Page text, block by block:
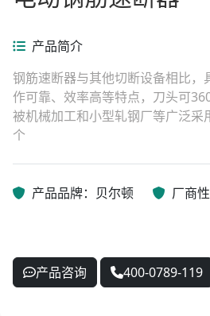
产品简介
钢筋速断器与其他切断设备相比，
作可靠、效率高等特点，刀头可
被机械加工和小型轧钢厂等广泛采
个
产品品牌：贝尔顿 厂商性
产品咨询 400-0789-119